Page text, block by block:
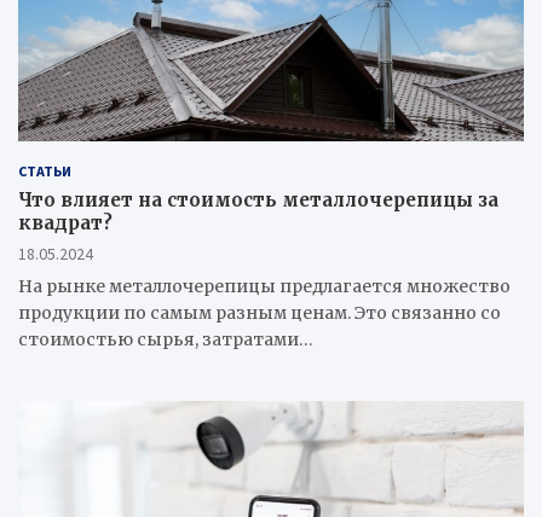
СТАТЬИ
Что влияет на стоимость металлочерепицы за
квадрат?
18.05.2024
На рынке металлочерепицы предлагается множество
продукции по самым разным ценам. Это связанно со
стоимостью сырья, затратами…